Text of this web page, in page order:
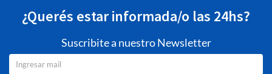
¿Querés estar informada/o las 24hs?
Suscribite a nuestro Newsletter